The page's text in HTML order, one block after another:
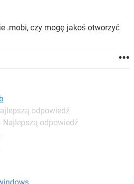
WHATSAPP
.mobi, czy mogę jakoś otworzyć
odpowiedź
Najlepszą odpowiedź